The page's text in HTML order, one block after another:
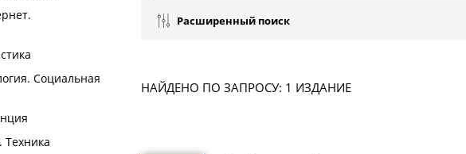
Социальная
Техника
Расширенный поиск
НАЙДЕНО ПО ЗАПРОСУ: 1 ИЗДАНИЕ